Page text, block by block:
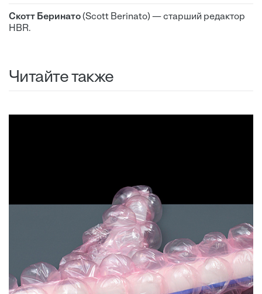
Скотт Беринато(Scott Berinato) — старший редактор
HBR.
Читайте также